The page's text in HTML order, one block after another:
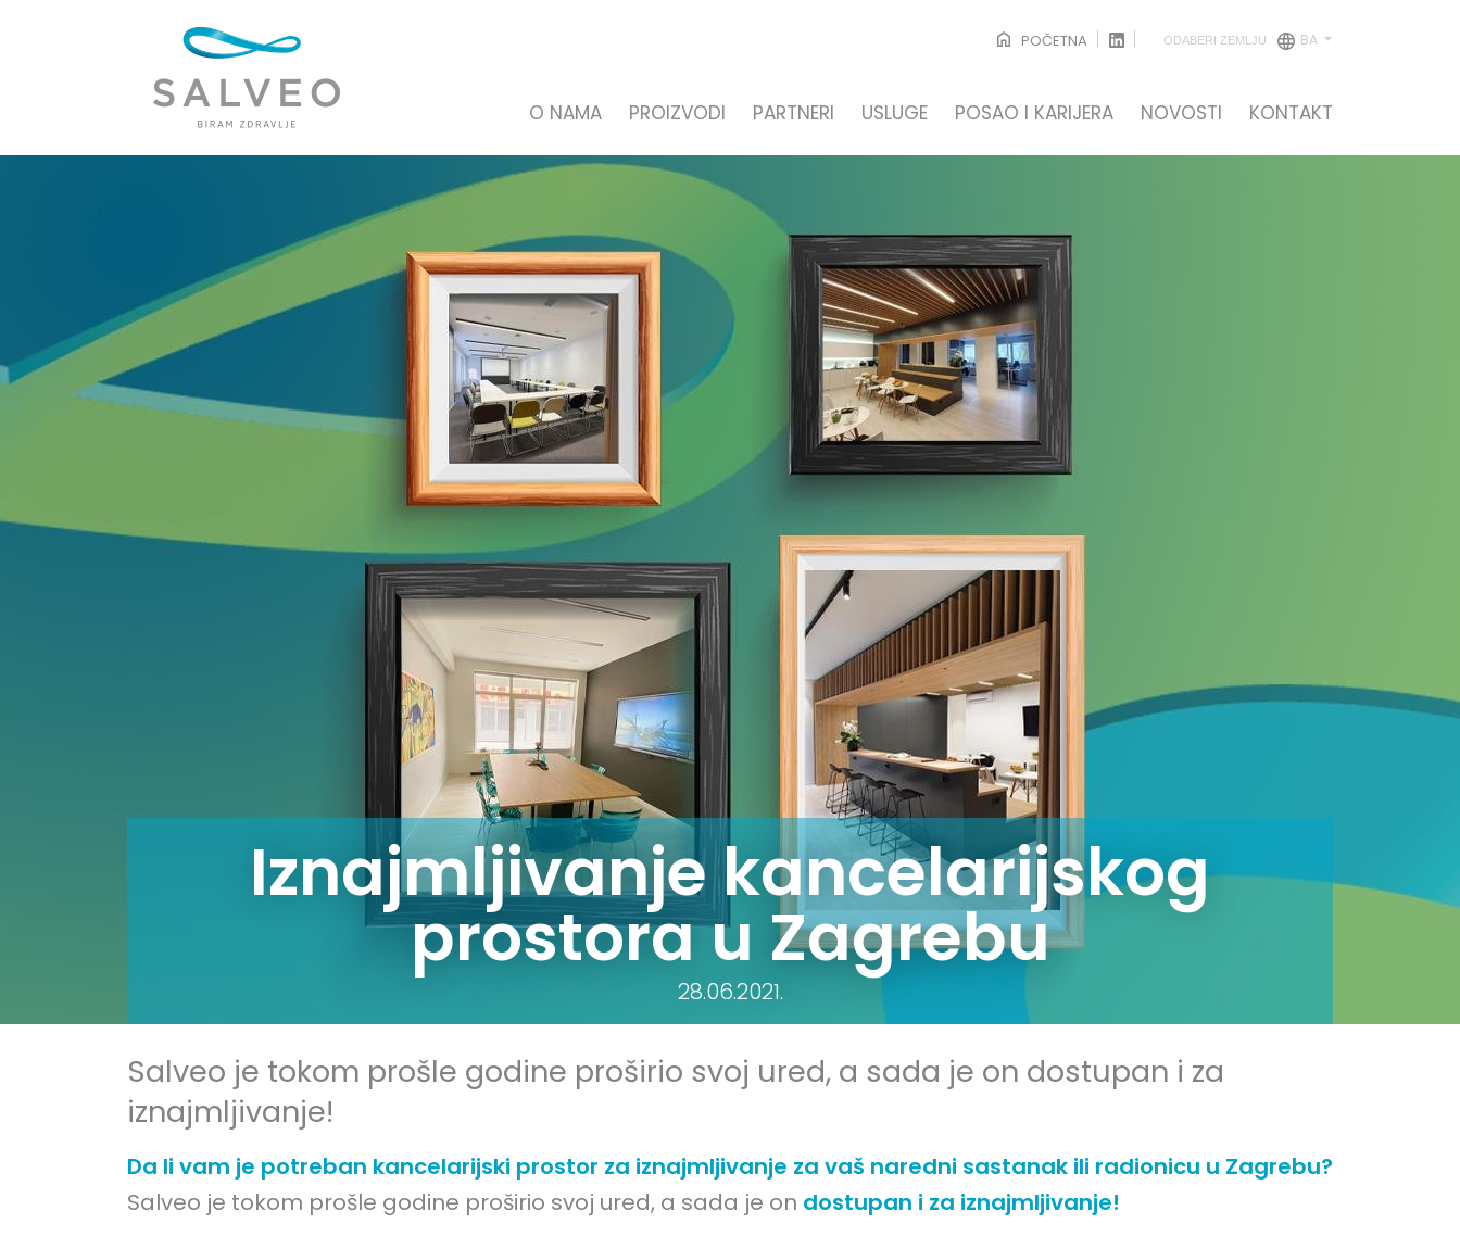
O NAMA PROIZVODI PARTNERI USLUGE POSAO I KARIJERA NOVOSTI KONTAKT
POČETNA ODABERI ZEMLJU BA
Iznajmljivanje kancelarijskog
prostora u Zagrebu
28.06.2021.
Salveo je tokom prošle godine proširio svoj ured, a sada je on dostupan i za
iznajmljivanje!
Da li vam je potreban kancelarijski prostor za iznajmljivanje za vaš naredni sastanak ili radionicu u Zagrebu?
Salveo je tokom prošle godine proširio svoj ured, a sada je on dostupan i za iznajmljivanje!